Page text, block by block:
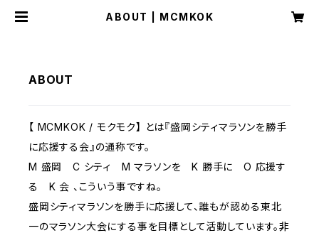
ABOUT | MCMKOK
ABOUT
【 MCMKOK / モクモク】 とは『盛岡シティマラソンを勝手
に応援する会』の通称です。
M 盛岡 C シティ M マラソンを K 勝手に O 応援す
る K 会 、こういう事ですね。
盛岡シティマラソンを勝手に応援して、誰もが認める東北
一のマラソン大会にする事を目標として活動しています。非